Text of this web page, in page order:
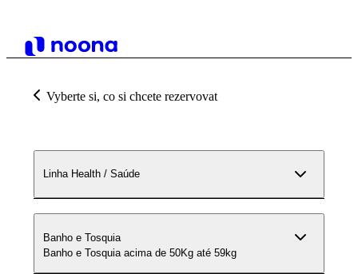
Vyberte si, co si chcete rezervovat
Linha Health / Saúde
Banho e Tosquia
Banho e Tosquia acima de 50Kg até 59kg